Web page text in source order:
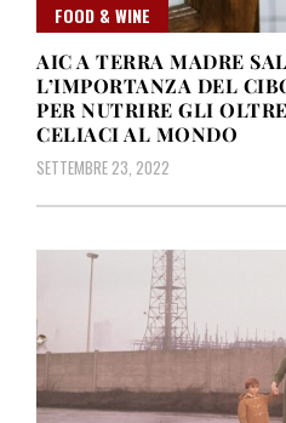
FOOD & WINE
AIC A TERRA MADRE
L’IMPORTANZA DEL
PER NUTRIRE GLI
CELIACI AL MONDO
SETTEMBRE 23, 2022